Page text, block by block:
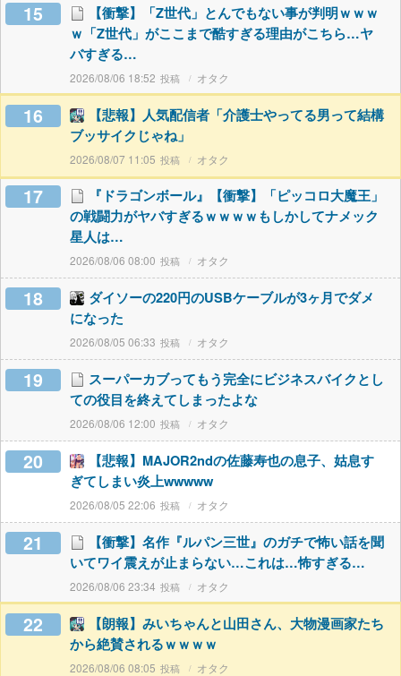
15
【衝撃】「Z世代」とんでもない事が判明ｗｗｗ
ｗ「Z世代」がここまで酷すぎる理由がこちら…ヤ
バすぎる…
2026/08/06 18:52 オタク
16
【悲報】人気配信者「介護士やってる男って結構
ブッサイクじゃね」
2026/08/07 11:05 オタク
17
『ドラゴンボール』【衝撃】「ピッコロ大魔王」
の戦闘力がヤバすぎるｗｗｗｗもしかしてナメック
星人は…
2026/08/06 08:00 オタク
18
ダイソーの220円のUSBケーブルが3ヶ月でダメ
になった
2026/08/05 06:33 オタク
19
スーパーカブってもう完全にビジネスバイクとし
ての役目を終えてしまったよな
2026/08/06 12:00 オタク
20
【悲報】MAJOR2ndの佐藤寿也の息子、姑息す
ぎてしまい炎上wwwww
2026/08/05 22:06 オタク
21
【衝撃】名作『ルパン三世』のガチで怖い話を聞
いてワイ震えが止まらない…これは…怖すぎる…
2026/08/06 23:34 オタク
22
【朗報】みいちゃんと山田さん、大物漫画家たち
から絶賛されるｗｗｗｗ
2026/08/06 08:05 オタク